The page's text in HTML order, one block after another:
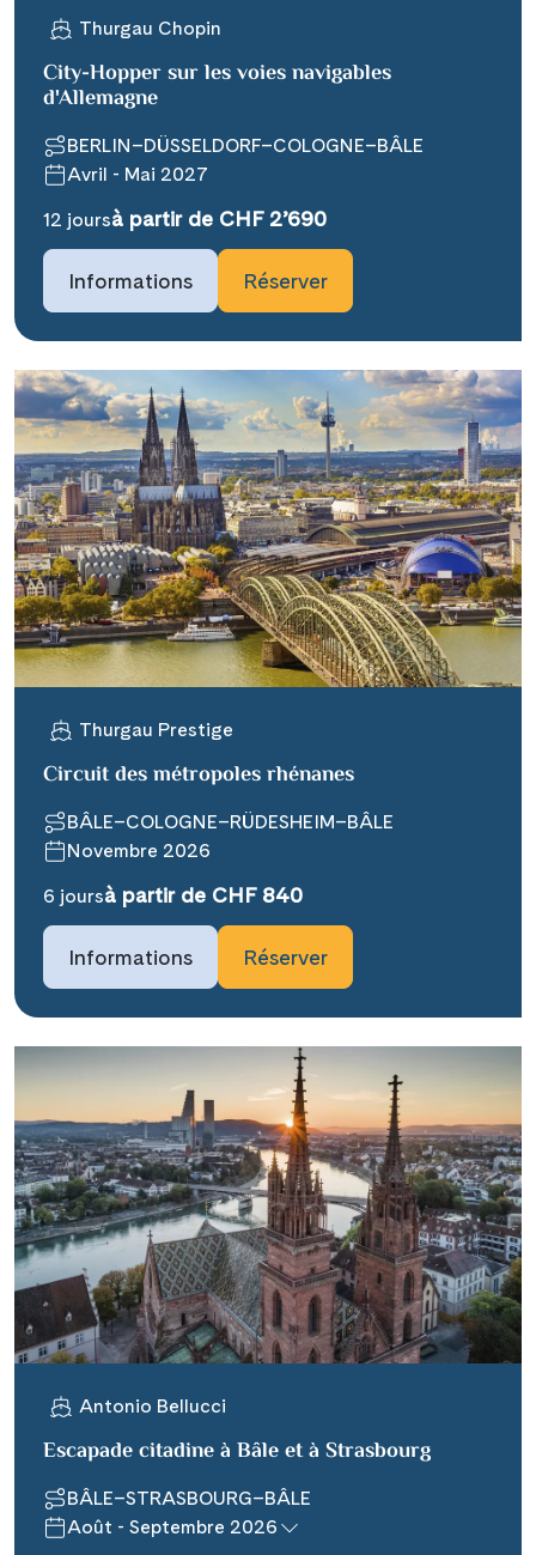
Teile diese Reise
### headline_default does not exist in
object type Ausflug ###
Facebook
Messenger
X
WhatsApp
Telegram
per E-Mail senden
Link kopieren
### beschreibung_headline_default
does not exist in object type Ausflug
###
Thurgau Chopin
City-Hopper sur les voies navigables
d'Allemagne
BERLIN–DÜSSELDORF–COLOGNE–BÂLE
Avril - Mai 2027
12 joursà partir de CHF 2’690
Informations Réserver
Thurgau Prestige
Circuit des métropoles rhénanes
BÂLE–COLOGNE–RÜDESHEIM–BÂLE
Novembre 2026
6 joursà partir de CHF 840
Informations Réserver
Antonio Bellucci
Escapade citadine à Bâle et à Strasbourg
BÂLE–STRASBOURG–BÂLE
Août - Septembre 2026